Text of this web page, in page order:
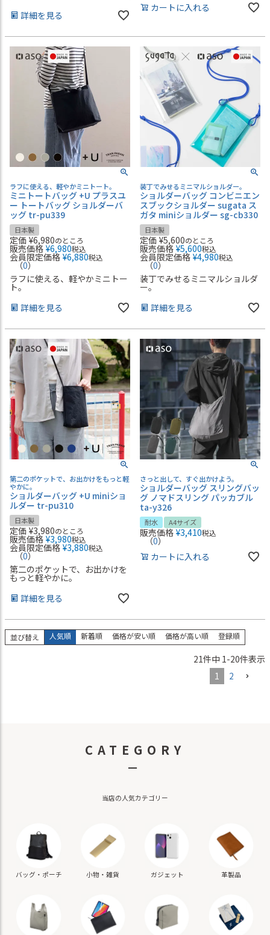
詳細を見る
カートに入れる
ラフに使える、軽やかミニトート。
ミニトートバッグ +U プラスユ
ー トートバッグ ショルダーバ
ッグ tr-pu339
日本製
定価 ¥6,980のところ
販売価格 ¥6,980税込
会員限定価格 ¥6,880税込
（0）
ラフに使える、軽やかミニトー
ト。
詳細を見る
装丁でみせるミニマルショルダー。
ショルダーバッグ コンビニエン
スブックショルダー sugata ス
ガタ miniショルダー sg-cb330
日本製
定価 ¥5,600のところ
販売価格 ¥5,600税込
会員限定価格 ¥4,980税込
（0）
装丁でみせるミニマルショルダ
ー。
詳細を見る
第二のポケットで、お出かけをもっと軽
やかに。
ショルダーバッグ +U miniショ
ルダー tr-pu310
日本製
定価 ¥3,980のところ
販売価格 ¥3,980税込
会員限定価格 ¥3,880税込
（0）
第二のポケットで、お出かけを
もっと軽やかに。
詳細を見る
さっと出して、すぐ出かけよう。
ショルダーバッグ スリングバッ
グ ノマドスリング パッカブル
ta-y326
耐水 A4サイズ
販売価格 ¥3,410税込
（0）
カートに入れる
並び替え 人気順 新着順 価格が安い順 価格が高い順 登録順
21件中 1-20件表示
1
2
CATEGORY
－
当店の人気カテゴリー
バッグ・ポーチ 小物・雑貨 ガジェット 革製品